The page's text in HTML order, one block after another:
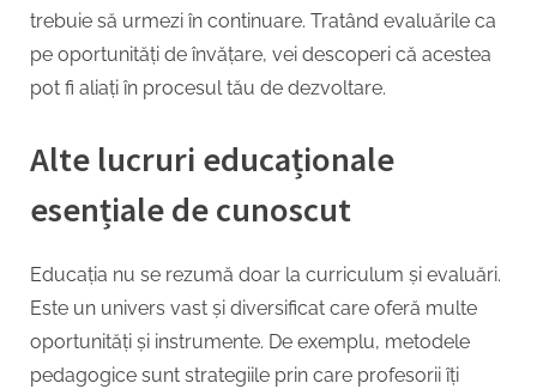
trebuie să urmezi în continuare. Tratând evaluările ca
pe oportunități de învățare, vei descoperi că acestea
pot fi aliați în procesul tău de dezvoltare.
Alte lucruri educaționale
esențiale de cunoscut
Educația nu se rezumă doar la curriculum și evaluări.
Este un univers vast și diversificat care oferă multe
oportunități și instrumente. De exemplu, metodele
pedagogice sunt strategiile prin care profesorii îți